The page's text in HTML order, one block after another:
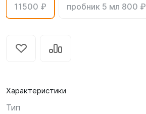
11500 ₽ пробник 5 мл 800 ₽
Характеристики
Тип